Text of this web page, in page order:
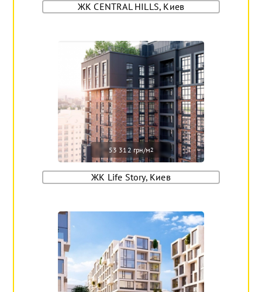
ЖК CENTRAL HILLS, Киев
53 312 грн/м2
ЖК Life Story, Киев